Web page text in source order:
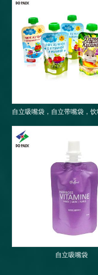
自立吸嘴袋